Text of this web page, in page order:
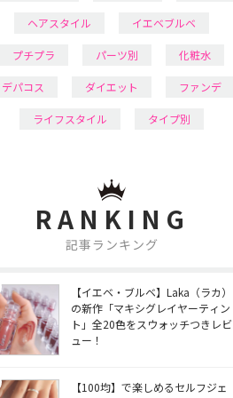
ヘアスタイル イエベブルベ
プチプラ パーツ別 化粧水
デパコス ダイエット ファンデ
ライフスタイル タイプ別
RANKING
記事ランキング
【イエベ・ブルベ】Laka（ラカ）
の新作「マキシグレイヤーティン
ト」全20色をスウォッチつきレビ
ュー！
【100均】で楽しめるセルフジェ